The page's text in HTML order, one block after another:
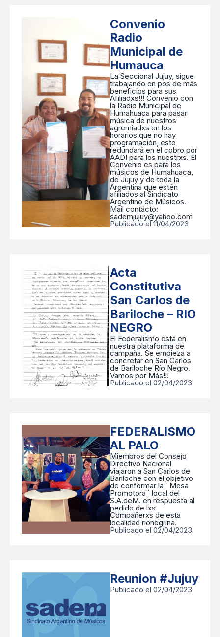
Convenio
Radio
Municipal de
Humauca
La Seccional Jujuy, sigue
trabajando en pos de más
beneficios para sus
Afiliadxs!!! Convenio con
la Radio Municipal de
Humahuaca para pasar
música de nuestros
agremiadxs en los
horarios que no hay
programación, esto
redundará en el cobro por
AADI para los nuestrxs. El
Convenio es para los
músicos de Humahuaca,
de Jujuy y de toda la
Argentina que estén
afiliados al Sindicato
Argentino de Músicos.
Mail contácto:
sademjujuy@yahoo.com
Publicado el 11/04/2023
Acta
Constitutiva
San Carlos de
Bariloche – RIO
NEGRO
El Federalismo está en
nuestra plataforma de
campaña. Se empieza a
concretar en San Carlos
de Bariloche Río Negro.
Vamos por Más!!!
Publicado el 02/04/2023
FEDERALISMO
AL PALO
Miembros del Consejo
Directivo Nacional
viajaron a San Carlos de
Bariloche con el objetivo
de conformar la ¨Mesa
Promotora¨ local del
S.A.deM. en respuesta al
pedido de lxs
Compañerxs de esta
localidad rionegrina.
Publicado el 02/04/2023
Reunion #Jujuy
Publicado el 02/04/2023